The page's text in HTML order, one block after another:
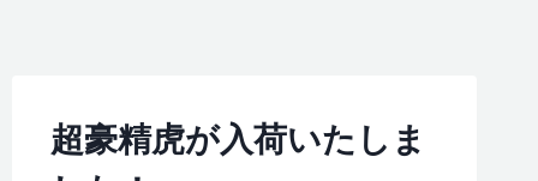
超豪精虎が入荷いたしま